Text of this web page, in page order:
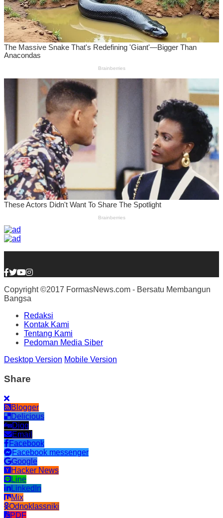
Copyright ©2017 FormasNews.com - Bersatu Membangun
Bangsa
Redaksi
Kontak Kami
Tentang Kami
Pedoman Media Siber
Desktop Version Mobile Version
Share
Blogger
Delicious
Digg
Email
Facebook
Facebook messenger
Google
Hacker News
Line
LinkedIn
Mix
Odnoklassniki
PDF